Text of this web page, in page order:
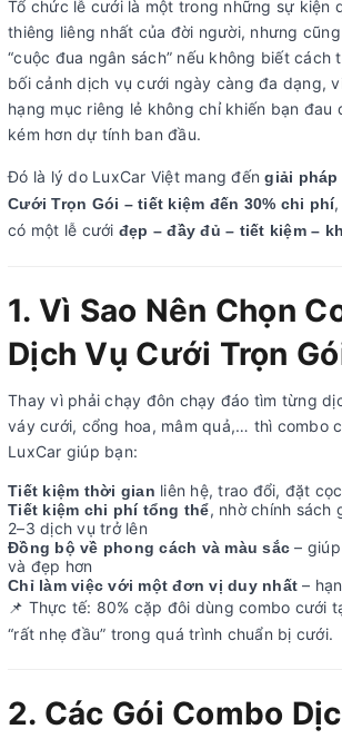
Tổ chức lễ cưới là một trong những sự kiện
thiêng liêng nhất của đời người, nhưng
“cuộc đua ngân sách” nếu không biết cách
bối cảnh dịch vụ cưới ngày càng đa dạng,
hạng mục riêng lẻ không chỉ khiến bạn đau
kém hơn dự tính ban đầu.
Đó là lý do LuxCar Việt mang đếngiải pháp
Cưới Trọn Gói – tiết kiệm đến 30% chi phí
có một lễ cưới đẹp – đầy đủ – tiết kiệm –
1. Vì Sao Nên Chọn
Dịch Vụ Cưới Trọn
Thay vì phải chạy đôn chạy đáo tìm từng
váy cưới, cổng hoa, mâm quả,… thì combo
LuxCar giúp bạn:
Tiết kiệm thời gian liên hệ, trao đổi, đặt
Tiết kiệm chi phí tổng thể, nhờ chính sách
2–3 dịch vụ trở lên
Đồng bộ về phong cách và màu sắc –
và đẹp hơn
Chỉ làm việc với một đơn vị duy nhất –
📌 Thực tế: 80% cặp đôi dùng combo cưới
“rất nhẹ đầu” trong quá trình chuẩn bị cưới.
2. Các Gói Combo